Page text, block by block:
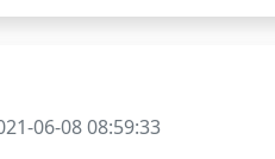
06-08 08:59:33